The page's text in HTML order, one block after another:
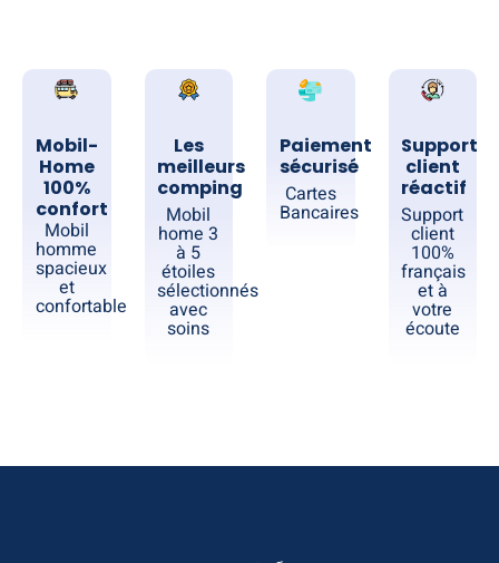
Mobil-
Home
100%
confort
Mobil
homme
spacieux
et
confortable
Les
meilleurs
comping
Mobil
home 3
à 5
étoiles
sélectionnés
avec
soins
Paiement
sécurisé
Cartes
Bancaires
Support
client
réactif
Support
client
100%
français
et à
votre
écoute